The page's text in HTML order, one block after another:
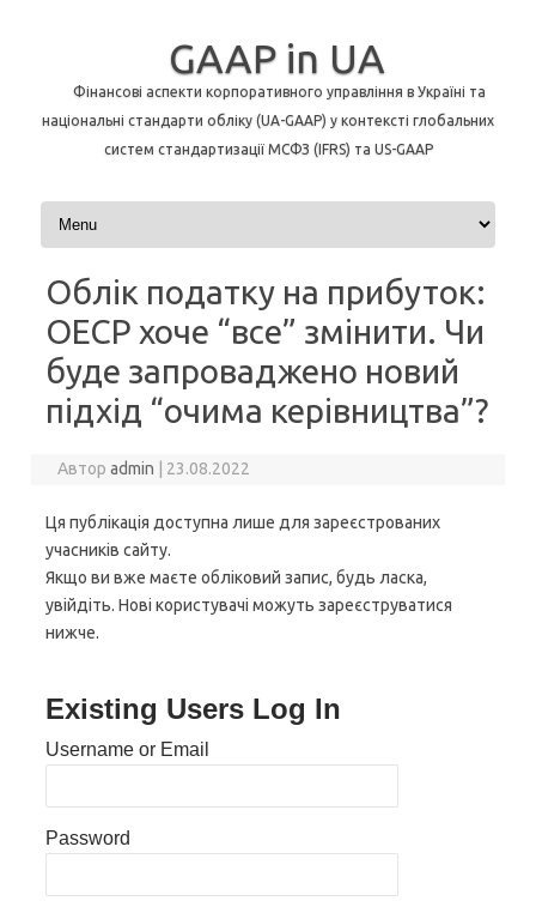
GAAP in UA
Фінансові аспекти корпоративного управління в Україні та
національні стандарти обліку (UA-GAAP) у контексті глобальних
систем стандартизації МСФЗ (IFRS) та US-GAAP
Перейти до контенту
Облік податку на прибуток:
ОЕСР хоче “все” змінити. Чи
буде запроваджено новий
підхід “очима керівництва”?
Авторadmin 23.08.2022
Ця публікація доступна лише для зареєстрованих
учасників сайту.
Якщо ви вже маєте обліковий запис, будь ласка,
увійдіть. Нові користувачі можуть зареєструватися
нижче.
Existing Users Log In
Username or Email
Password